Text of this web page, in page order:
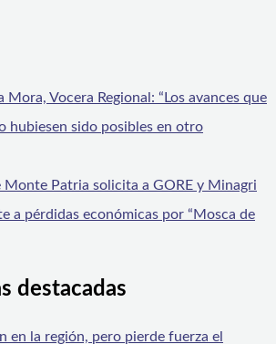
Mora, Vocera Regional: “Los avances que
hubiesen sido posibles en otro
Monte Patria solicita a GORE y Minagri
a pérdidas económicas por “Mosca de
destacadas